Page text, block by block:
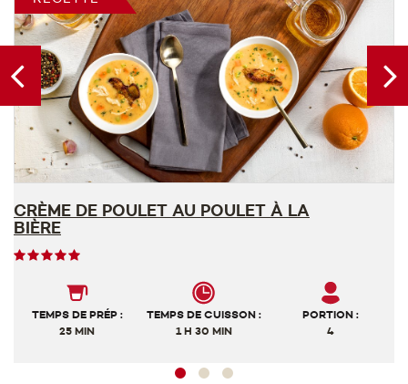
CRÈME DE POULET AU POULET À LA
BIÈRE
Note
utilisateurs,
TEMPS DE PRÉP :
25 MIN
TEMPS DE CUISSON :
1 H 30 MIN
PORTION :
4